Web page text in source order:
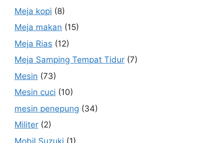
Meja kopi (8)
Meja makan (15)
Meja Rias (12)
Meja Samping Tempat Tidur (7)
Mesin (73)
Mesin cuci (10)
mesin penepung (34)
Militer (2)
Mobil Suzuki (1)